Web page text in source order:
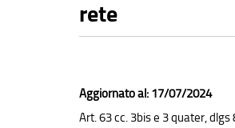
rete
Aggiornato al: 17/07/2024
Art. 63 cc. 3bis e 3 quater,